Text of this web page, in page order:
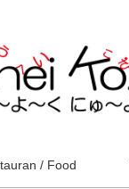
/ Food